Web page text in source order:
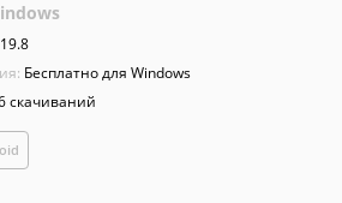
19.8
Бесплатно для Windows
скачиваний